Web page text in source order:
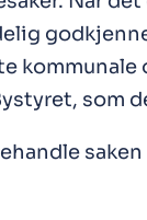
kommunale
som